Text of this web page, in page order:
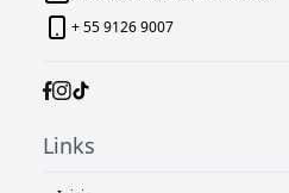
+ 55 9126 9007
Links